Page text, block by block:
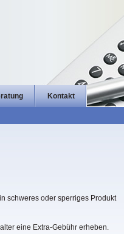
Kontakt
schweres oder sperriges Produkt
eine Extra-Gebühr erheben.